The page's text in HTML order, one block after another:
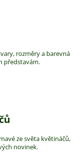
rozměry a barevná
představám.
ze světa květináčů,
novinek.